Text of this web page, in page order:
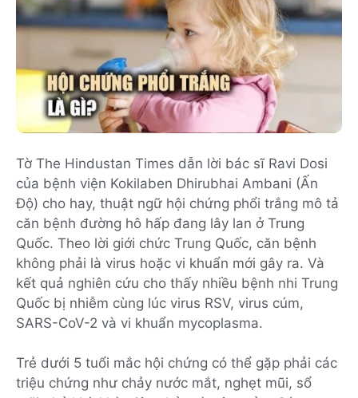
Tờ The Hindustan Times dẫn lời bác sĩ Ravi Dosi
của bệnh viện Kokilaben Dhirubhai Ambani (Ấn
Độ) cho hay, thuật ngữ hội chứng phổi trắng mô tả
căn bệnh đường hô hấp đang lây lan ở Trung
Quốc. Theo lời giới chức Trung Quốc, căn bệnh
không phải là virus hoặc vi khuẩn mới gây ra. Và
kết quả nghiên cứu cho thấy nhiều bệnh nhi Trung
Quốc bị nhiễm cùng lúc virus RSV, virus cúm,
SARS-CoV-2 và vi khuẩn mycoplasma.
Trẻ dưới 5 tuổi mắc hội chứng có thể gặp phải các
triệu chứng như chảy nước mắt, nghẹt mũi, sổ